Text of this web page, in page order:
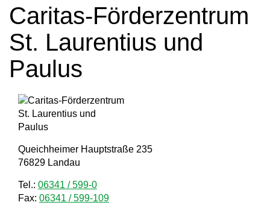
g
Caritas-Förderzentrum
St. Laurentius und
Paulus
Queichheimer Hauptstraße 235
76829 Landau
Tel.: 06341 / 599-0
Fax: 06341 / 599-109